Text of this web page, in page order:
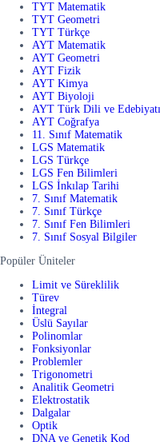
TYT Matematik
TYT Geometri
TYT Türkçe
AYT Matematik
AYT Geometri
AYT Fizik
AYT Kimya
AYT Biyoloji
AYT Türk Dili ve Edebiyatı
AYT Coğrafya
11. Sınıf Matematik
LGS Matematik
LGS Türkçe
LGS Fen Bilimleri
LGS İnkılap Tarihi
7. Sınıf Matematik
7. Sınıf Türkçe
7. Sınıf Fen Bilimleri
7. Sınıf Sosyal Bilgiler
Popüler Üniteler
Limit ve Süreklilik
Türev
İntegral
Üslü Sayılar
Polinomlar
Fonksiyonlar
Problemler
Trigonometri
Analitik Geometri
Elektrostatik
Dalgalar
Optik
DNA ve Genetik Kod